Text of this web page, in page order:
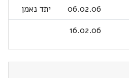
06.02.06
יתד נאמן
16.02.06